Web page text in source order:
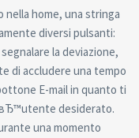
home, una stringa
diversi pulsanti:
la deviazione,
di accludere una tempo
E-mail in quanto ti
desiderato.
una momento